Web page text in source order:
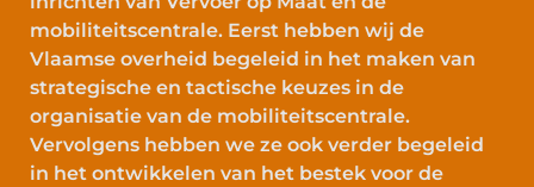
mobiliteitscentrale. Eerst hebben wij de
Vlaamse overheid begeleid in het maken van
strategische en tactische keuzes in de
organisatie van de mobiliteitscentrale.
Vervolgens hebben we ze ook verder begeleid
in het ontwikkelen van het bestek voor de